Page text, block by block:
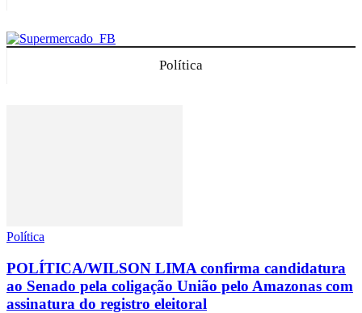
Política
Política
POLÍTICA/WILSON LIMA confirma candidatura
ao Senado pela coligação União pelo Amazonas com
assinatura do registro eleitoral